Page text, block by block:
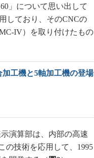
」について思い出して
しており、そのCNCの
IV）を取り付けたもの
工機と5軸加工機の登場
演算部は、内部の高速
の技術を応用して、1995